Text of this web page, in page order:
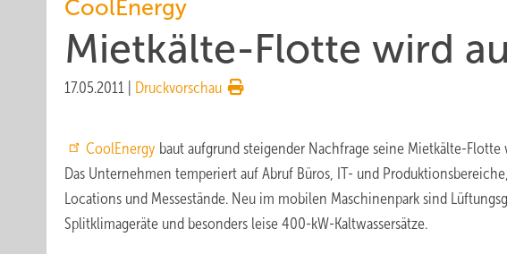
CoolEnergy
Mietkälte-Flotte wird
17.05.2011 Druckvorschau
CoolEnergy baut aufgrund steigender Nachfrage seine Mietkälte-Flotte
Das Unternehmen temperiert auf Abruf Büros, IT- und
Locations und Messestände. Neu im mobilen Maschinenpark sind
Splitklimageräte und besonders leise 400-kW-Kaltwassersätze.